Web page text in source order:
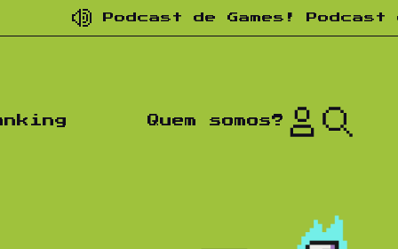
de Games! Podcast de
Quem somos?